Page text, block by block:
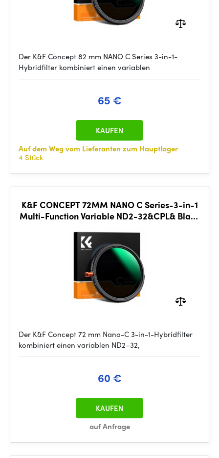
Der K&F Concept 82 mm NANO C Series 3-in-1-
Hybridfilter kombiniert einen variablen
65 €
Auf dem Weg vom Lieferanten zum Hauptlager
4 Stück
KAUFEN
K&F CONCEPT 72MM NANO C Series-3-in-1
Multi-Function Variable ND2-32&CPL& Black
Der K&F Concept 72 mm Nano-C 3-in-1-Hybridfilter
kombiniert einen variablen ND2–32,
60 €
auf Anfrage
KAUFEN